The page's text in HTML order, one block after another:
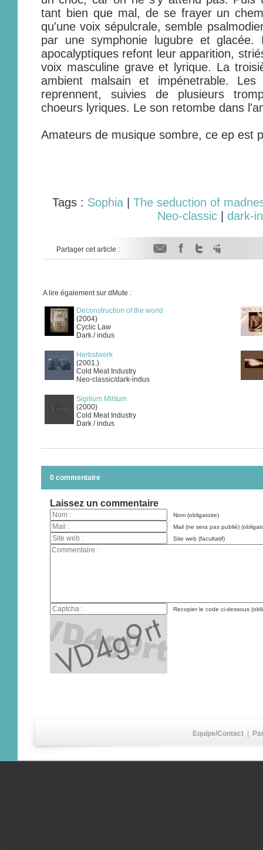
tant bien que mal, de se frayer un
qu'une voix sépulcrale, semble
par une symphonie lugubre et glacée.
apocalyptiques refont leur apparition,
voix masculine grave et lyrique. La
ambient malsain et impénetrable. Les
reprennent, suivies de plusieurs
choeurs lyriques. Le son retombe dans
Amateurs de musique sombre, ce ep est
Tags : Sophia
The seduction of
Neo-classic
dark-
Partager cet article :
A lire également sur dMute :
Deconstruction of the world
(2004)
Cyclic Law
Dark / indus
Herbstwerk
(2001.)
Cold Meat Industry
Neo-classic/dark-indus
Sigillum Militum
(2000)
Cold Meat Industry
Dark / indus
0 commentaire
Laissez un commentaire
Nom (obligatoire)
Mail (ne sera pas publié)
Site web (facultatif)
Recopier le code ci-dessous
Equipe/Contact